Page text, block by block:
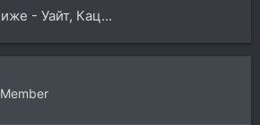
- Уайт, Кац...